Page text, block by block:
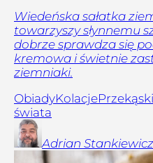
Wiedeńska sałatka
towarzyszy słynnemu
dobrze sprawdza się
kremowa i świetnie
ziemniaki.
ObiadyKolacjePrzekąski
świata
Adrian Stankiewicz